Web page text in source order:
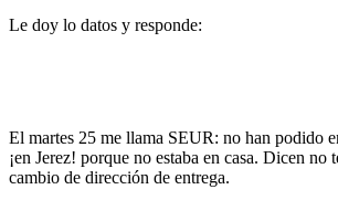
Le doy lo datos y responde:
El martes 25 me llama SEUR: no han podido
¡en Jerez! porque no estaba en casa. Dicen no
cambio de dirección de entrega.